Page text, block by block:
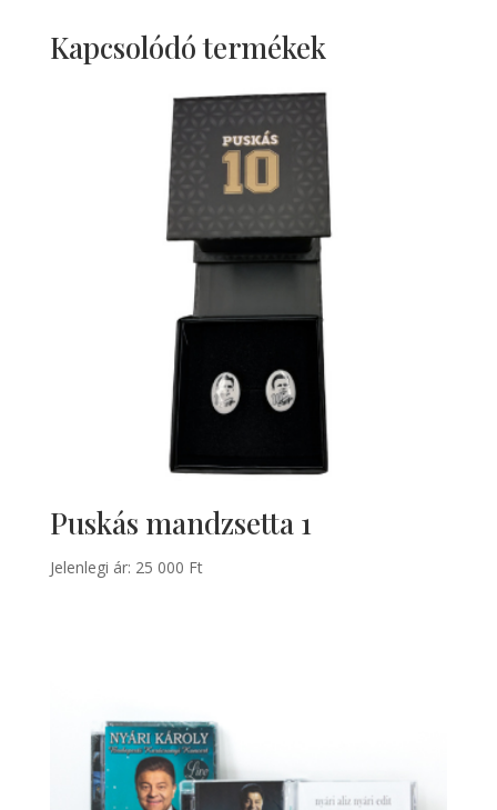
Kapcsolódó termékek
Puskás mandzsetta 1
Jelenlegi ár: 25 000 Ft